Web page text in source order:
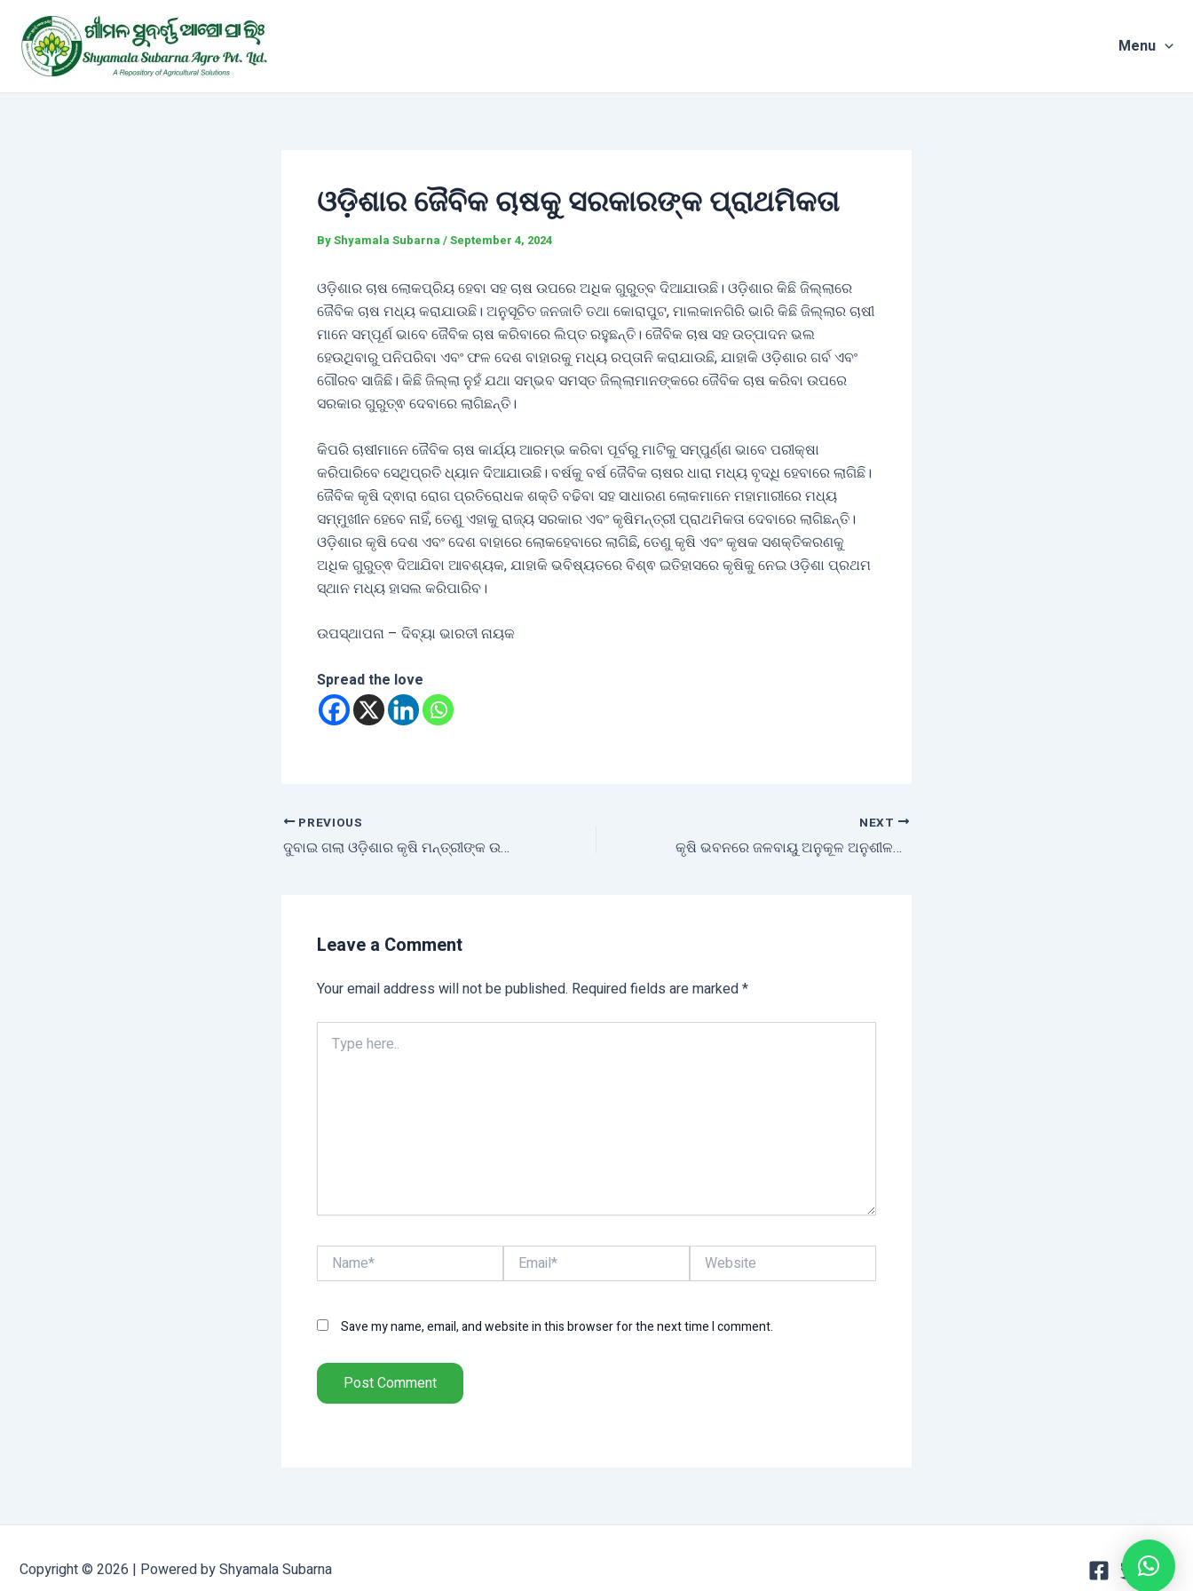
content
Menu
ଓଡ଼ିଶାର ଜୈବିକ ଚାଷକୁ ସରକାରଙ୍କ ପ୍ରାଥମିକତା
ByShyamala Subarna /September 4, 2024
ଓଡ଼ିଶାର ଚାଷ ଲୋକପ୍ରିୟ ହେବା ସହ ଚାଷ ଉପରେ ଅଧିକ ଗୁରୁତ୍ବ ଦିଆଯାଉଛି। ଓଡ଼ିଶାର କିଛି ଜିଲ୍ଲାରେ
ଜୈବିକ ଚାଷ ମଧ୍ୟ କରାଯାଉଛି। ଅନୁସୂଚିତ ଜନଜାତି ତଥା କୋରାପୁଟ, ମାଲକାନଗିରି ଭାରି କିଛି ଜିଲ୍ଲାର ଚାଷୀ
ମାନେ ସମ୍ପୂର୍ଣ ଭାବେ ଜୈବିକ ଚାଷ କରିବାରେ ଲିପ୍ତ ରହୁଛନ୍ତି। ଜୈବିକ ଚାଷ ସହ ଉତ୍ପାଦନ ଭଲ
ହେଉଥିବାରୁ ପନିପରିବା ଏବଂ ଫଳ ଦେଶ ବାହାରକୁ ମଧ୍ୟ ରପ୍ତାନି କରାଯାଉଛି, ଯାହାକି ଓଡ଼ିଶାର ଗର୍ବ ଏବଂ
ଗୌରବ ସାଜିଛି। କିଛି ଜିଲ୍ଲା ନୁହଁ ଯଥା ସମ୍ଭବ ସମସ୍ତ ଜିଲ୍ଲାମାନଙ୍କରେ ଜୈବିକ ଚାଷ କରିବା ଉପରେ
ସରକାର ଗୁରୁତ୍ଵ ଦେବାରେ ଲାଗିଛନ୍ତି।
କିପରି ଚାଷୀମାନେ ଜୈବିକ ଚାଷ କାର୍ଯ୍ୟ ଆରମ୍ଭ କରିବା ପୂର୍ବରୁ ମାଟିକୁ ସମ୍ପୁର୍ଣ୍ଣ ଭାବେ ପରୀକ୍ଷା
କରିପାରିବେ ସେଥିପ୍ରତି ଧ୍ୟାନ ଦିଆଯାଉଛି। ବର୍ଷକୁ ବର୍ଷ ଜୈବିକ ଚାଷର ଧାରା ମଧ୍ୟ ବୃଦ୍ଧି ହେବାରେ ଲାଗିଛି।
ଜୈବିକ କୃଷି ଦ୍ଵାରା ରୋଗ ପ୍ରତିରୋଧକ ଶକ୍ତି ବଢିବା ସହ ସାଧାରଣ ଲୋକମାନେ ମହାମାରୀରେ ମଧ୍ୟ
ସମ୍ମୁଖୀନ ହେବେ ନାହିଁ, ତେଣୁ ଏହାକୁ ରାଜ୍ୟ ସରକାର ଏବଂ କୃଷିମନ୍ତ୍ରୀ ପ୍ରାଥମିକତା ଦେବାରେ ଲାଗିଛନ୍ତି।
ଓଡ଼ିଶାର କୃଷି ଦେଶ ଏବଂ ଦେଶ ବାହାରେ ଲୋକହେବାରେ ଲାଗିଛି, ତେଣୁ କୃଷି ଏବଂ କୃଷକ ସଶକ୍ତିକରଣକୁ
ଅଧିକ ଗୁରୁତ୍ଵ ଦିଆଯିବା ଆବଶ୍ୟକ, ଯାହାକି ଭବିଷ୍ୟତରେ ବିଶ୍ଵ ଇତିହାସରେ କୃଷିକୁ ନେଇ ଓଡ଼ିଶା ପ୍ରଥମ
ସ୍ଥାନ ମଧ୍ୟ ହାସଲ କରିପାରିବ।
ଉପସ୍ଥାପନା – ଦିବ୍ୟା ଭାରତୀ ନାୟକ
Spread the love
PREVIOUS
ଦୁବାଇ ଗଲା ଓଡ଼ିଶାର କୃଷି ମନ୍ତ୍ରୀଙ୍କ ଉତ୍ପାଦିତ ଡ୍ରାଗନ ଫ୍ରୁଟ୍
NEXT
କୃଷି ଭବନରେ ଜଳବାୟୁ ଅନୁକୂଳ ଅନୁଶୀଳନ କକ୍ଷ ଉଦ୍ଘାଟନ
Leave a Comment
Your email address will not be published. Required fields are marked*
here..
Name* Email* Website
Save my name, email, and website in this browser for the next time I comment.
Copyright © 2026 | Powered by Shyamala Subarna